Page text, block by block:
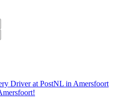
Driver at PostNL in Amersfoort